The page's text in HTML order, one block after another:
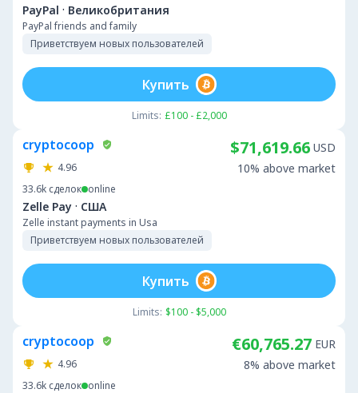
PayPal · Великобритания
PayPal friends and family
Приветствуем новых пользователей
Limits: £100 - £2,000
Купить
cryptocoop
4.96
33.6k сделок online
Zelle Pay · США
Zelle instant payments in Usa
Приветствуем новых пользователей
$71,619.66 USD
10% above market
Limits: $100 - $5,000
Купить
cryptocoop
4.96
33.6k сделок online
€60,765.27 EUR
8% above market